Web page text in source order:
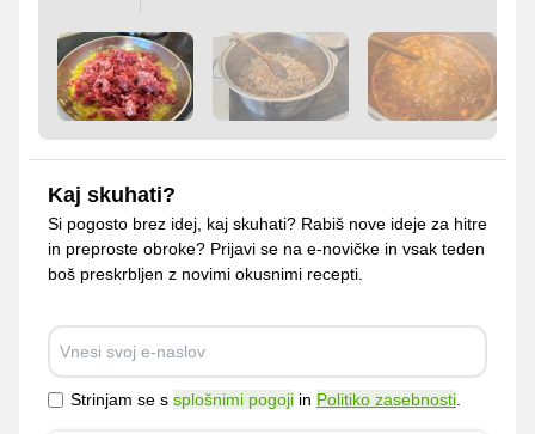
Kaj skuhati?
Si pogosto brez idej, kaj skuhati? Rabiš nove ideje za hitre
in preproste obroke? Prijavi se na e-novičke in vsak teden
boš preskrbljen z novimi okusnimi recepti.
Strinjam se s splošnimi pogoji in Politiko zasebnosti